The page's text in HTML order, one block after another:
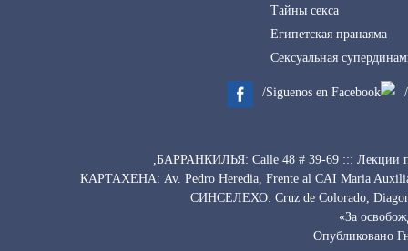
Тайны секса
Египетская пранаяма
Сексуальная
/Siguenos en Facebook
,БАРРАНКИЛЬЯ: Calle 48 # 39-69 ::: Лекции
КАРТАХЕНА: Av. Pedro Heredia, Frente al CAI Maria
СИНСЕЛЕХО: Cruz de Colorado,
«За
Опубликовано